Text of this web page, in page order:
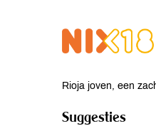
Rioja joven, een
Suggesties